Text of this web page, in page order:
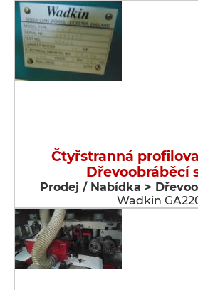
Čtyřstranná
Dřevoobráběcí
Prodej / Nabídka >
Wadkin